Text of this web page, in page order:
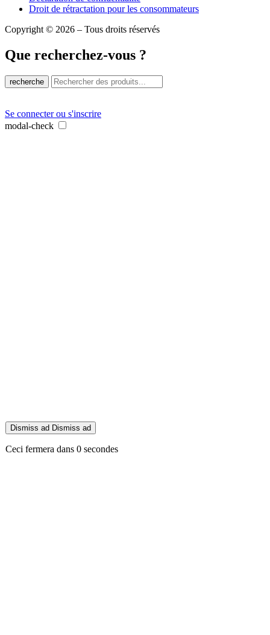
Droit de rétractation pour les consommateurs
Copyright © 2026 – Tous droits réservés
Que recherchez-vous ?
recherche
Se connecter ou s'inscrire
modal-check
Dismiss ad Dismiss ad
Ceci fermera dans 0 secondes